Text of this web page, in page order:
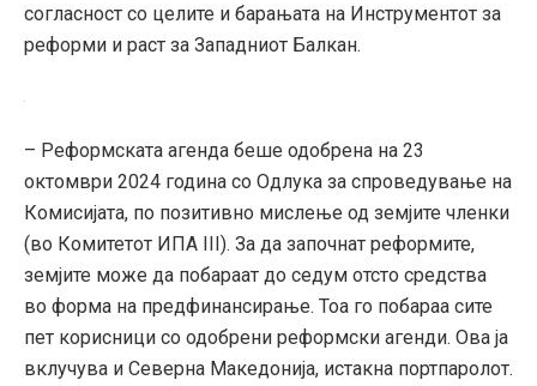
согласност со целите и барањата на Инструментот за
реформи и раст за Западниот Балкан.
– Реформската агенда беше одобрена на 23
октомври 2024 година со Одлука за спроведување на
Комисијата, по позитивно мислење од земјите членки
(во Комитетот ИПА III). За да започнат реформите,
земјите може да побараат до седум отсто средства
во форма на предфинансирање. Тоа го побараа сите
пет корисници со одобрени реформски агенди. Ова ја
вклучува и Северна Македонија, истакна портпаролот.